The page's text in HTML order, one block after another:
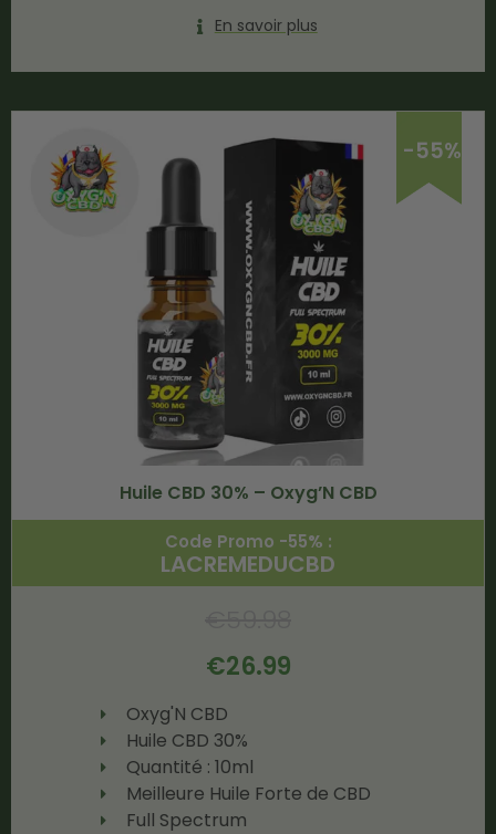
En savoir plus
-55%
Huile CBD 30% – Oxyg’N CBD
Code Promo -55% :
LACREMEDUCBD
€26.99
Oxyg'N CBD
Huile CBD 30%
Quantité : 10ml
Meilleure Huile Forte de CBD
Full Spectrum